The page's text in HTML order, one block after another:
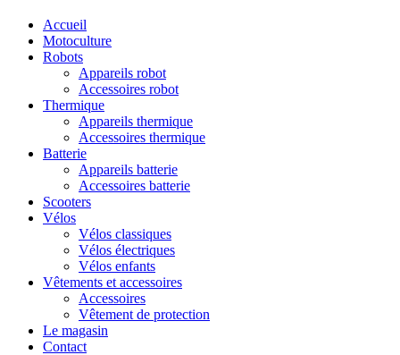
Accueil
Motoculture
Robots
Appareils robot
Accessoires robot
Thermique
Appareils thermique
Accessoires thermique
Batterie
Appareils batterie
Accessoires batterie
Scooters
Vélos
Vélos classiques
Vélos électriques
Vélos enfants
Vêtements et accessoires
Accessoires
Vêtement de protection
Le magasin
Contact